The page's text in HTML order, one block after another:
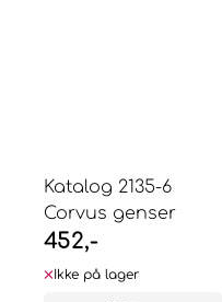
Katalog 2135-6
Corvus genser
452,-
Ikke på lager